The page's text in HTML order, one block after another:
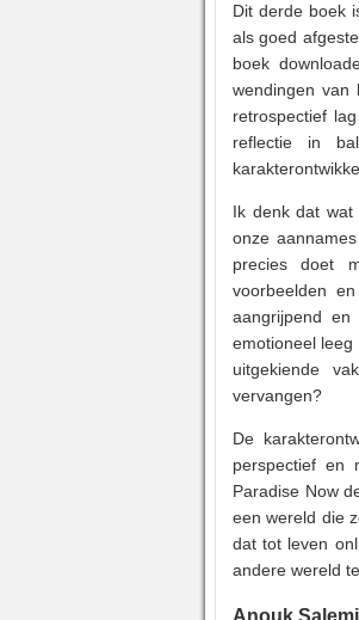
Dit derde boek
als goed
boek
wendingen
retrospectief
reflectie in
Ik denk dat wat
onze
precies doet
voorbeelden
aangrijpend
emotioneel
uitgekiende
vervangen?
De
perspectief en
Paradise Now
een wereld die
dat tot leven
andere wereld
Anouk